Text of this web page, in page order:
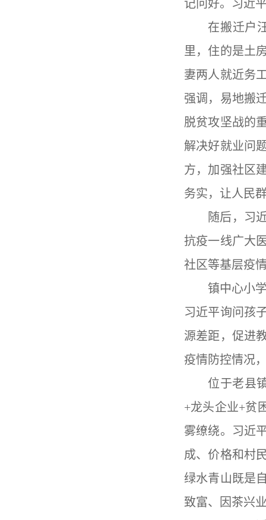
记问好。习近
在搬迁户
里，住的是土
妻两人就近务
强调，易地搬
脱贫攻坚战的
解决好就业问
方，加强社区
务实，让人民
随后，习
抗疫一线广大
社区等基层疫
镇中心小
习近平询问孩
源差距，促进
疫情防控情况
位于老县
+龙头企业+贫
雾缭绕。习近
成、价格和村
绿水青山既是
致富、因茶兴